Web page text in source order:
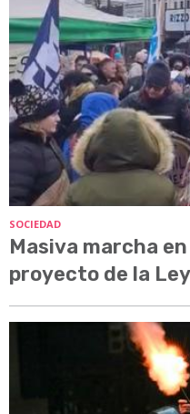
SOCIEDAD
Masiva marcha
proyecto de la